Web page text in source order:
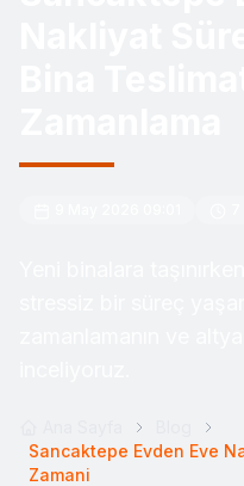
Sancaktepe Evden Eve
Zamani